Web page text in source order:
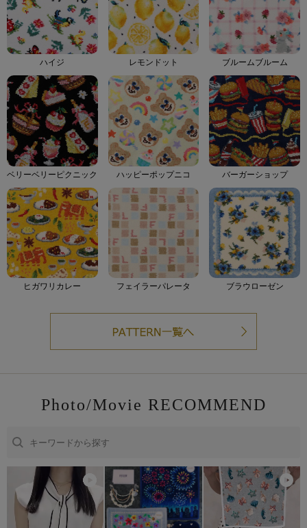
ハイジ レモンドット ブルームブルーム
ベリーベリーピクニック ハッピーポップニコ バーガーショップ
ヒガワリカレー フェイラーパレータ ブラウローゼン
Photo/Movie RECOMMEND